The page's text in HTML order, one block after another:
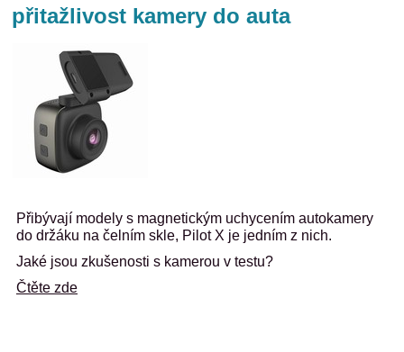
přitažlivost kamery do auta
Přibývají modely s magnetickým uchycením autokamery
do držáku na čelním skle, Pilot X je jedním z nich.
Jaké jsou zkušenosti s kamerou v testu?
Čtěte zde